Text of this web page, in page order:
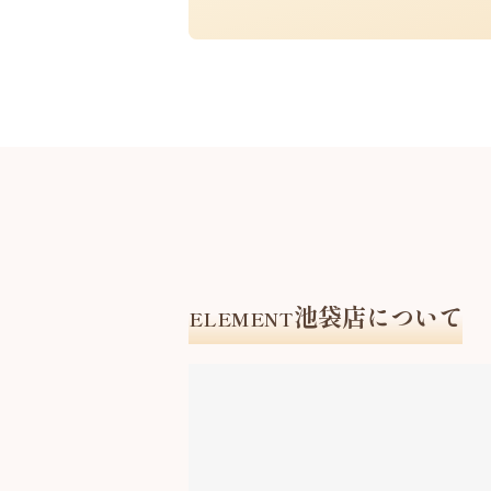
ELEMENT池袋店について